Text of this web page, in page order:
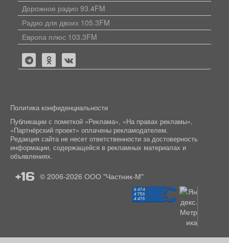
Дорожное радио 93.4FM
Радио для двоих 105.3FM
Европа плюс 103.3FM
Политика конфиденциальности
Публикации с пометкой «Реклама», «На правах рекламы»,
«Партнёрский проект» оплачены рекламодателем.
Редакция сайта не несет ответственности за достоверность
информации, содержащейся в рекламных материалах и
объявлениях.
+16 © 2006-2026 ООО "Частник-М"